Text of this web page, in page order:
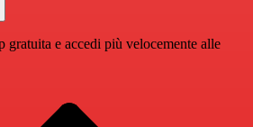
gratuita e accedi più velocemente alle